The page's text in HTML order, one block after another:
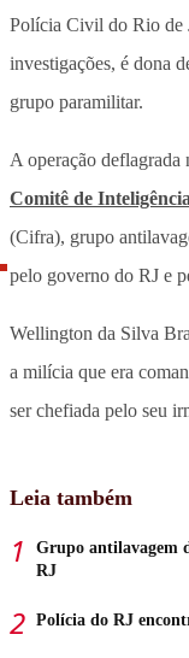
Polícia Civil do Rio de
investigações, é dona
grupo paramilitar.
A operação deflagrada
Comitê de
(Cifra), grupo
pelo governo do RJ e
Wellington da Silva
a milícia que era
ser chefiada pelo seu
Leia também
Grupo antilavagem
RJ
Polícia do RJ